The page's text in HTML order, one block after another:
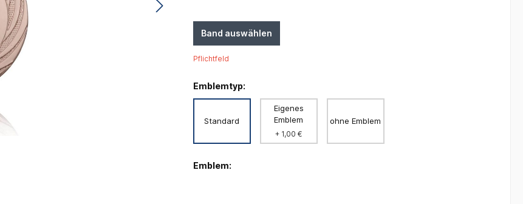
Band auswählen
Pflichtfeld
Emblemtyp:
Standard
Eigenes
Emblem
+ 1,00 €
ohne Emblem
Emblem: